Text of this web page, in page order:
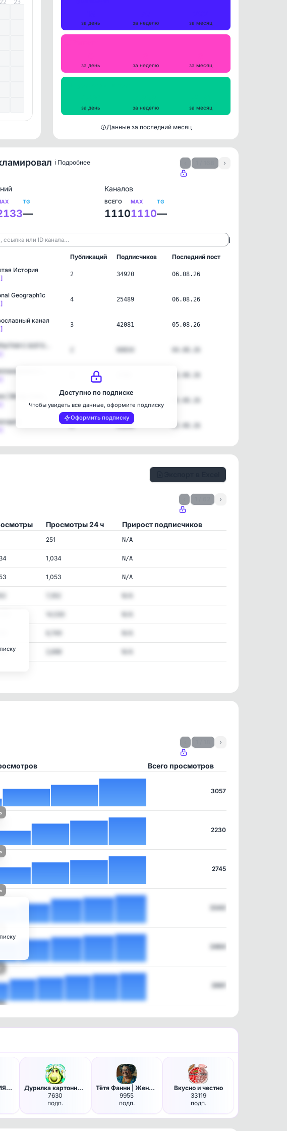
22 23
за день за неделю за месяц
за день за неделю за месяц
за день за неделю за месяц
Данные за последний месяц
ℹ️ Подробнее ›
TG
—
Каналов
ВСЕГО
1110
MAX
1110
TG
—
ссылка или ID канала… ℹ️
Публикаций Подписчиков
Последний пост
История
2 34920 06.08.26
Geograph1c
4 25489 06.08.26
канал
3 42081 05.08.26
6 53240 03.08.26
Доступно по подписке
Чтобы увидеть все данные, оформите подписку
Оформить подписку
›
Просмотры 24 ч Прирост подписчиков
251 N/A
1,034 N/A
1,053 N/A
2,698
›
Всего просмотров
3057
2230
2745
3343
3464
3991
СТРОИТ РОССИЯ🇷🇺Ваш гид в ремо…
Дурилка картонная | Женский ю…
7630
подп.
Тётя Фанни | Женский юмор
9955
подп.
Вкусно и честно
33119
подп.